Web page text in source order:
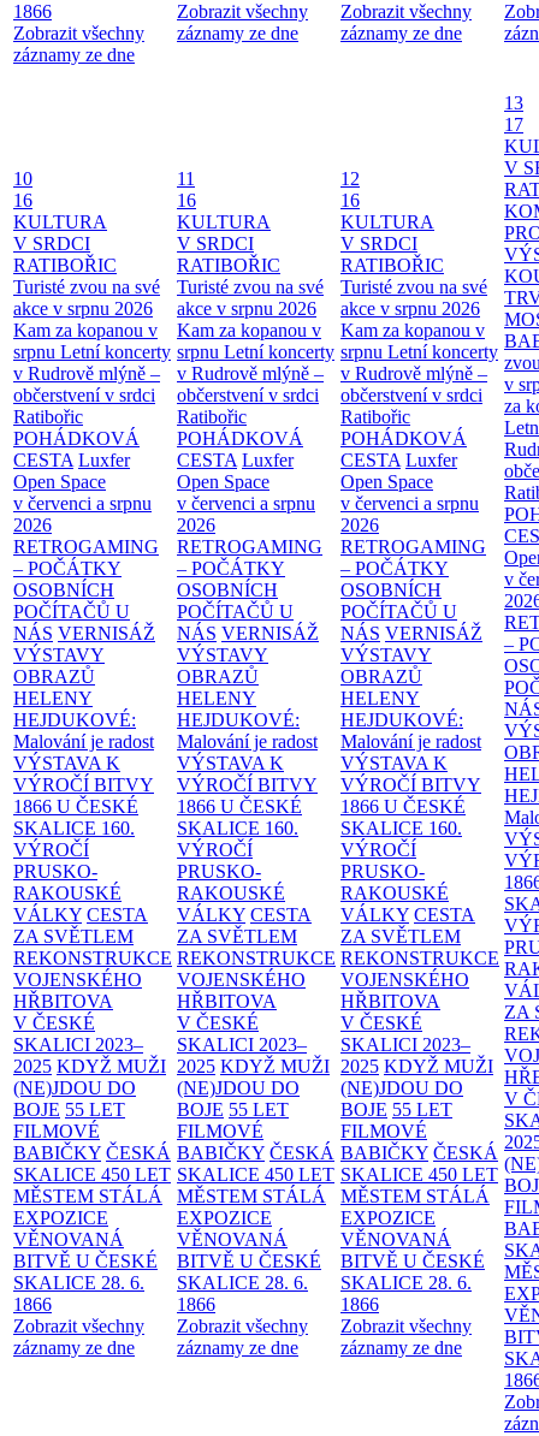
1866
Zobrazit všechny
záznamy ze dne
Zobrazit všechny
záznamy ze dne
Zobrazit všechny
záznamy ze dne
10
16
KULTURA
V SRDCI
RATIBOŘIC
Turisté zvou na své
akce v srpnu 2026
Kam za kopanou v
srpnu Letní koncerty
v Rudrově mlýně –
občerstvení v srdci
Ratibořic
POHÁDKOVÁ
CESTA Luxfer
Open Space
v červenci a srpnu
2026
RETROGAMING
– POČÁTKY
OSOBNÍCH
POČÍTAČŮ U
NÁS VERNISÁŽ
VÝSTAVY
OBRAZŮ
HELENY
HEJDUKOVÉ:
Malování je radost
VÝSTAVA K
VÝROČÍ BITVY
1866 U ČESKÉ
SKALICE 160.
VÝROČÍ
PRUSKO-
RAKOUSKÉ
VÁLKY CESTA
ZA SVĚTLEM
REKONSTRUKCE
VOJENSKÉHO
HŘBITOVA
V ČESKÉ
SKALICI 2023–
2025 KDYŽ MUŽI
(NE)JDOU DO
BOJE 55 LET
FILMOVÉ
BABIČKY ČESKÁ
SKALICE 450 LET
MĚSTEM STÁLÁ
EXPOZICE
VĚNOVANÁ
BITVĚ U ČESKÉ
SKALICE 28. 6.
1866
Zobrazit všechny
záznamy ze dne
11
16
KULTURA
V SRDCI
RATIBOŘIC
Turisté zvou na své
akce v srpnu 2026
Kam za kopanou v
srpnu Letní koncerty
v Rudrově mlýně –
občerstvení v srdci
Ratibořic
POHÁDKOVÁ
CESTA Luxfer
Open Space
v červenci a srpnu
2026
RETROGAMING
– POČÁTKY
OSOBNÍCH
POČÍTAČŮ U
NÁS VERNISÁŽ
VÝSTAVY
OBRAZŮ
HELENY
HEJDUKOVÉ:
Malování je radost
VÝSTAVA K
VÝROČÍ BITVY
1866 U ČESKÉ
SKALICE 160.
VÝROČÍ
PRUSKO-
RAKOUSKÉ
VÁLKY CESTA
ZA SVĚTLEM
REKONSTRUKCE
VOJENSKÉHO
HŘBITOVA
V ČESKÉ
SKALICI 2023–
2025 KDYŽ MUŽI
(NE)JDOU DO
BOJE 55 LET
FILMOVÉ
BABIČKY ČESKÁ
SKALICE 450 LET
MĚSTEM STÁLÁ
EXPOZICE
VĚNOVANÁ
BITVĚ U ČESKÉ
SKALICE 28. 6.
1866
Zobrazit všechny
záznamy ze dne
12
16
KULTURA
V SRDCI
RATIBOŘIC
Turisté zvou na své
akce v srpnu 2026
Kam za kopanou v
srpnu Letní koncerty
v Rudrově mlýně –
občerstvení v srdci
Ratibořic
POHÁDKOVÁ
CESTA Luxfer
Open Space
v červenci a srpnu
2026
RETROGAMING
– POČÁTKY
OSOBNÍCH
POČÍTAČŮ U
NÁS VERNISÁŽ
VÝSTAVY
OBRAZŮ
HELENY
HEJDUKOVÉ:
Malování je radost
VÝSTAVA K
VÝROČÍ BITVY
1866 U ČESKÉ
SKALICE 160.
VÝROČÍ
PRUSKO-
RAKOUSKÉ
VÁLKY CESTA
ZA SVĚTLEM
REKONSTRUKCE
VOJENSKÉHO
HŘBITOVA
V ČESKÉ
SKALICI 2023–
2025 KDYŽ MUŽI
(NE)JDOU DO
BOJE 55 LET
FILMOVÉ
BABIČKY ČESKÁ
SKALICE 450 LET
MĚSTEM STÁLÁ
EXPOZICE
VĚNOVANÁ
BITVĚ U ČESKÉ
SKALICE 28. 6.
1866
Zobrazit všechny
záznamy ze dne
13
17
V
v
za
v
–
ZA
V